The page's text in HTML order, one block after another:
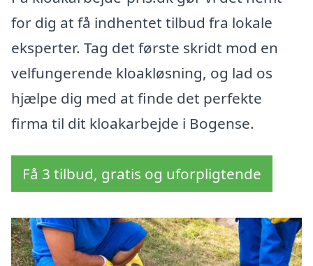
for dig at få indhentet tilbud fra lokale
eksperter. Tag det første skridt mod en
velfungerende kloakløsning, og lad os
hjælpe dig med at finde det perfekte
firma til dit kloakarbejde i Bogense.
Få 3 tilbud, gratis og uforpligtende